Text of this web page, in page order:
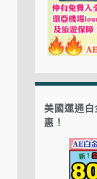
美國運通
惠！